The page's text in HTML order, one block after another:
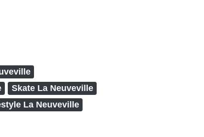
Skate La Neuveville
La Neuveville